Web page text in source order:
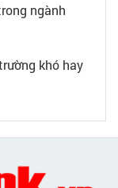
ngành
khó hay